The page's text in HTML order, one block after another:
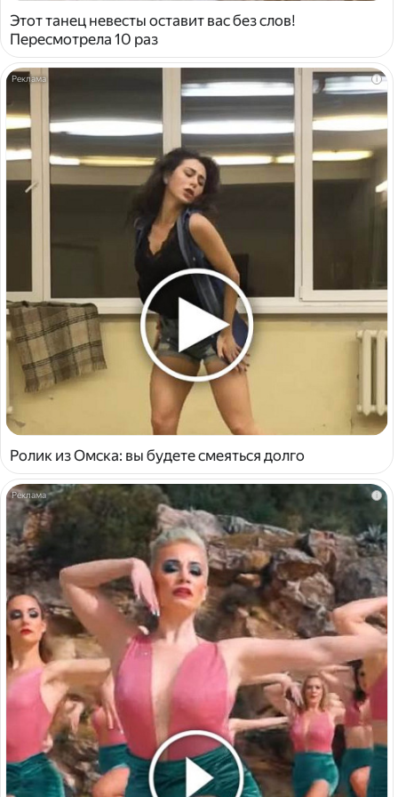
Этот танец невесты оставит вас без слов!
Пересмотрела 10 раз
i
Ролик из Омска: вы будете смеяться долго
i